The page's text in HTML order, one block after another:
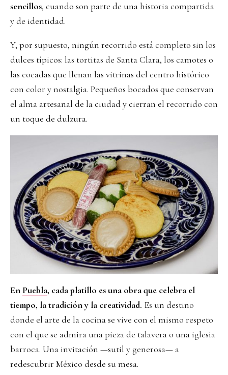
sencillos, cuando son parte de una historia compartida
y de identidad.
Y, por supuesto, ningún recorrido está completo sin los
dulces típicos: las tortitas de Santa Clara, los camotes o
las cocadas que llenan las vitrinas del centro histórico
con color y nostalgia. Pequeños bocados que conservan
el alma artesanal de la ciudad y cierran el recorrido con
un toque de dulzura.
En Puebla, cada platillo es una obra que celebra el
tiempo, la tradición y la creatividad. Es un destino
donde el arte de la cocina se vive con el mismo respeto
con el que se admira una pieza de talavera o una iglesia
barroca. Una invitación —sutil y generosa— a
redescubrir México desde su mesa.